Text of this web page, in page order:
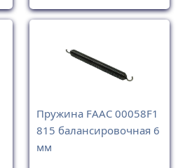
Пружина FAAC 00058F1
815 балансировочная 6
мм